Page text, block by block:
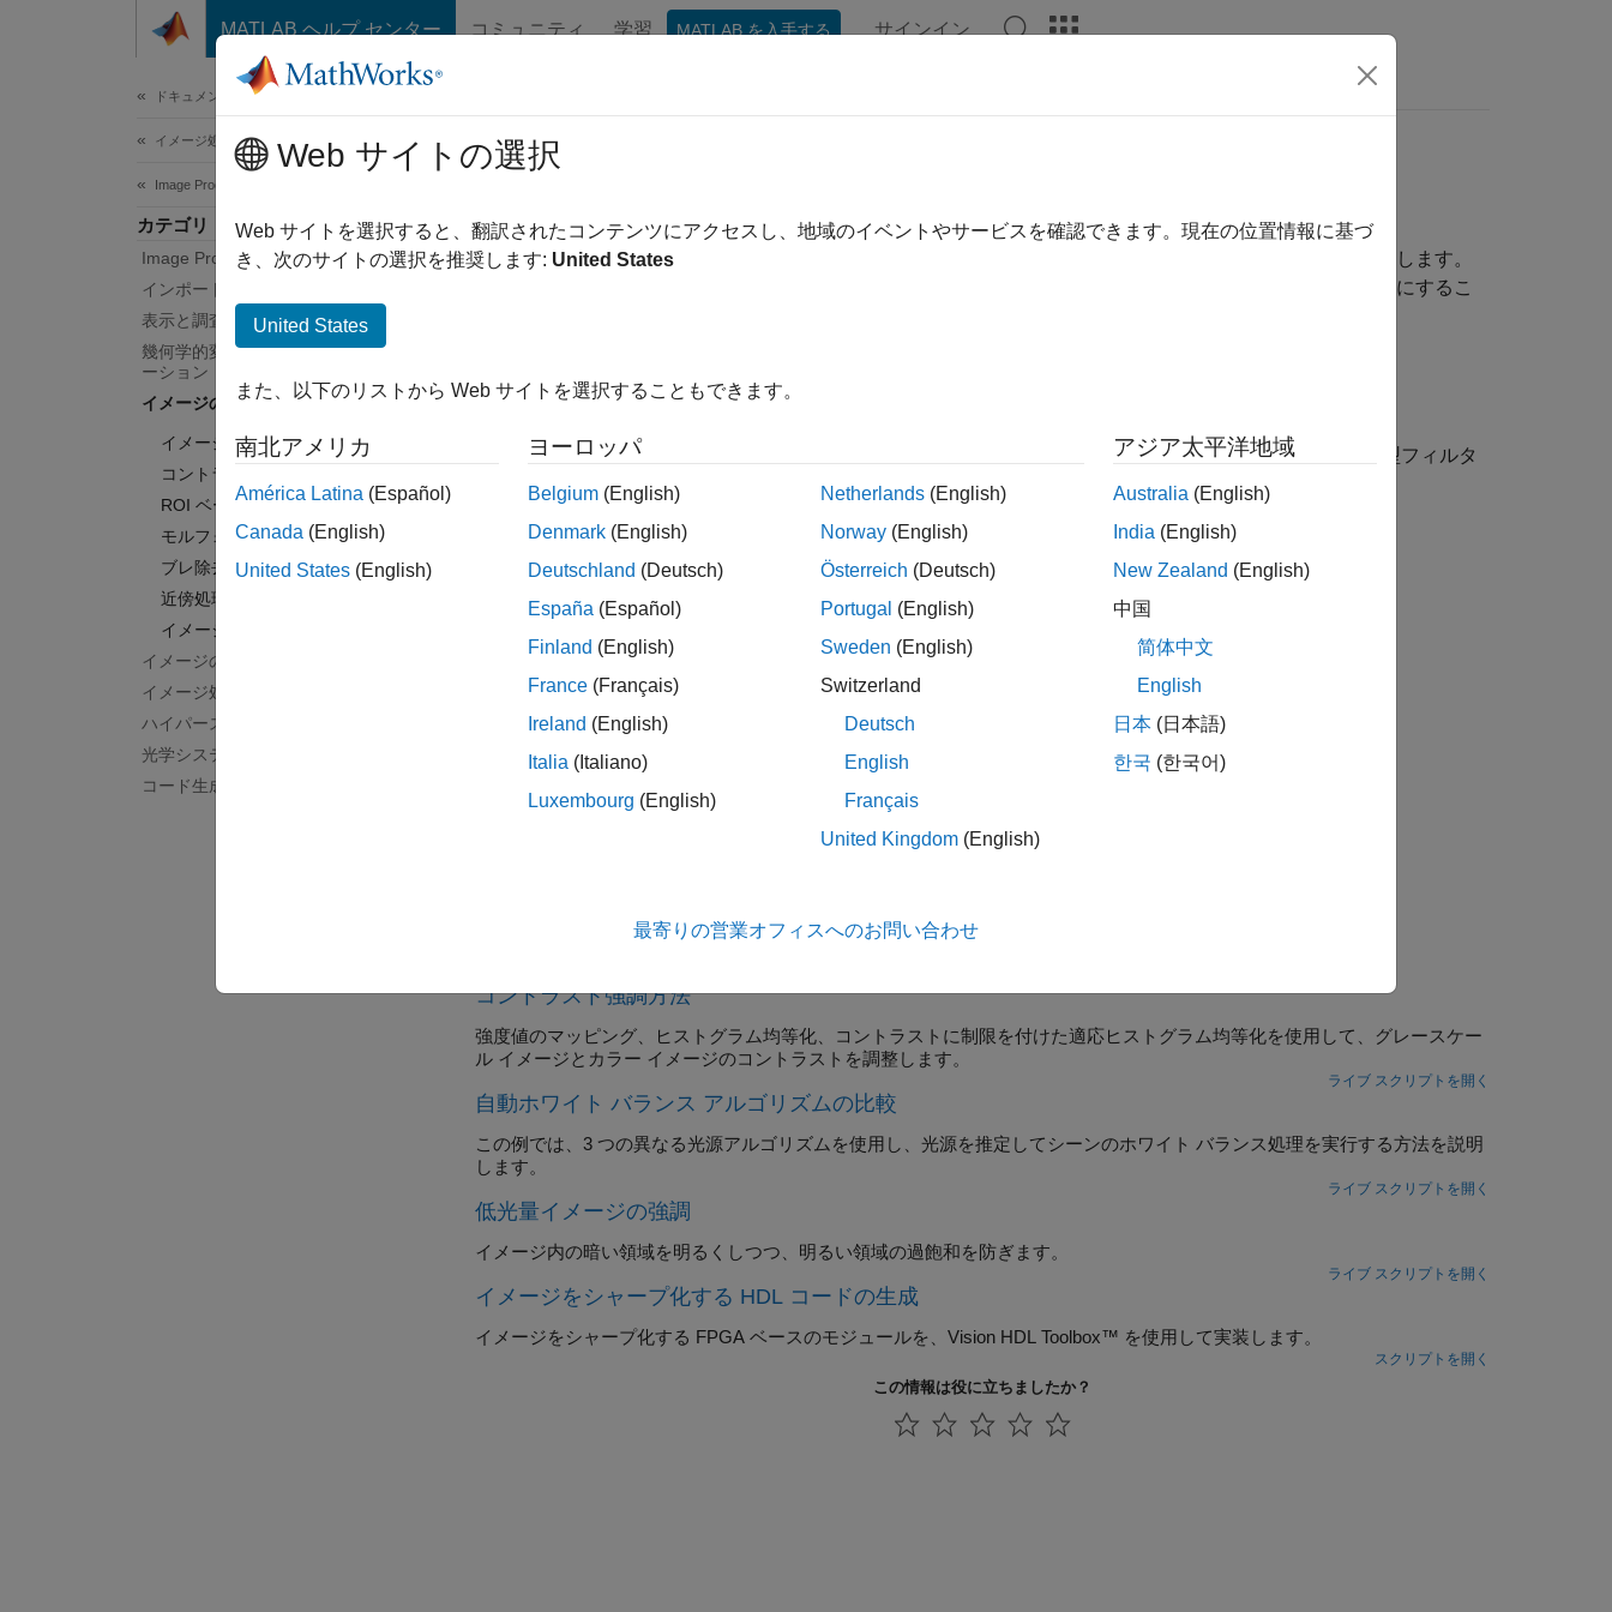
コンテンツへスキップ
MATLAB ヘルプ センター コミュニティ 学習 MATLAB を入手する サインイン
ドキュメンテーションのホーム
イメージ処理とコンピューター ビジョン
Image Processing Toolbox
カテゴリ
Image Processing Toolbox 入門
インポート、エクスポートおよび変換
表示と調査
幾何学的変換とイメージ レジストレ
ーション
イメージのフィルター処理と強調
イメージのフィルター処理
コントラストの調整
ROI ベース処理
モルフォロジー演算
ブレ除去
近傍処理とブロック処理
イメージ算術
イメージのセグメンテーションと解析
イメージ処理の深層学習
ハイパースペクトル イメージ処理
光学システムの設計と解析
コード生成と GPU サポート
イメージのフィルター処理と強調
コントラスト調整、モルフォロジー フィルター処理、ブレ除去、ROI ベースの処理
イメージの強調はイメージを調整するプロセスであり、表示または詳細なイメージ解析により適するようにします。
たとえば、ノイズの除去、シャープ化、イメージのコントラストの調整を行って、重要な特徴の識別を容易にするこ
カテゴリ
畳み込みと相関、事前定義されたフィルターとカスタム フィルター、非線形フィルター処理、エッジ保存型フィルタ
コントラストの調整
関心領域 (ROI) の定義と操作
モルフォロジー演算
膨張、収縮、復元、その他のモルフォロジー演算の実行
ブレ除去
ブレ除去のための逆畳み込み
近傍処理とブロック処理
コントラスト強調方法
強度値のマッピング、ヒストグラム均等化、コントラストに制限を付けた適応ヒストグラム均等化を使用して、グレースケー
ル イメージとカラー イメージのコントラストを調整します。
ライブ スクリプトを開く
自動ホワイト バランス アルゴリズムの比較
この例では、3 つの異なる光源アルゴリズムを使用し、光源を推定してシーンのホワイト バランス処理を実行する方法を説明
します。
ライブ スクリプトを開く
低光量イメージの強調
イメージ内の暗い領域を明るくしつつ、明るい領域の過飽和を防ぎます。
ライブ スクリプトを開く
イメージをシャープ化する HDL コードの生成
イメージをシャープ化する FPGA ベースのモジュールを、Vision HDL Toolbox™ を使用して実装します。
スクリプトを開く
この情報は役に立ちましたか？
Web サイトの選択
Web サイトを選択すると、翻訳されたコンテンツにアクセスし、地域のイベントやサービスを確認できます。現在の位置情報に基づ
き、次のサイトの選択を推奨します: United States
United States
また、以下のリストから Web サイトを選択することもできます。
南北アメリカ
América Latina (Español)
Canada (English)
United States (English)
ヨーロッパ
Belgium (English)
Denmark (English)
Deutschland (Deutsch)
España (Español)
Finland (English)
France (Français)
Ireland (English)
Italia (Italiano)
Luxembourg (English)
Netherlands (English)
Norway (English)
Österreich (Deutsch)
Portugal (English)
Sweden (English)
Switzerland
Deutsch
English
Français
United Kingdom (English)
アジア太平洋地域
Australia (English)
India (English)
New Zealand (English)
中国
简体中文
English
日本 (日本語)
한국 (한국어)
最寄りの営業オフィスへのお問い合わせ